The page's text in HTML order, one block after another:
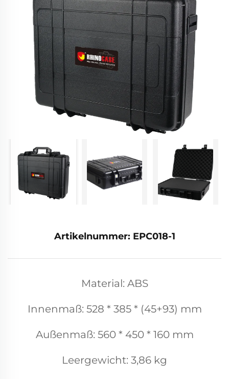
Artikelnummer: EPC018-1
Material: ABS
Innenmaß: 528 * 385 * (45+93) mm
Außenmaß: 560 * 450 * 160 mm
Leergewicht: 3,86 kg